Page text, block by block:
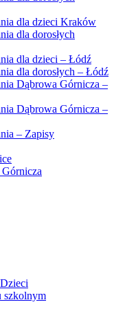
dla dzieci Kraków
dla dorosłych
dla dzieci – Łódź
dla dorosłych – Łódź
Dąbrowa Górnicza –
Dąbrowa Górnicza –
– Zapisy
szkolnym